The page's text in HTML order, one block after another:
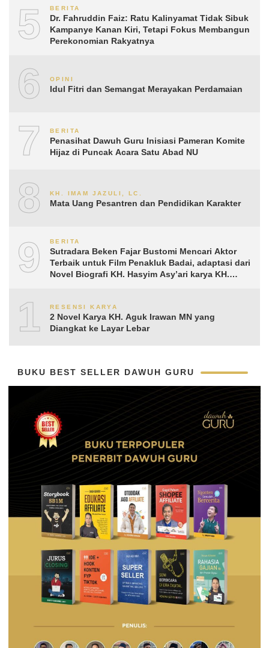
5 BERITA
Dr. Fahruddin Faiz: Ratu Kalinyamat Tidak Sibuk
Kampanye Kanan Kiri, Tetapi Fokus Membangun
Perekonomian Rakyatnya
6 OPINI
Idul Fitri dan Semangat Merayakan Perdamaian
7 BERITA
Penasihat Dawuh Guru Inisiasi Pameran Komite
Hijaz di Puncak Acara Satu Abad NU
8 KH. IMAM JAZULI, LC.
Mata Uang Pesantren dan Pendidikan Karakter
9 BERITA
Sutradara Beken Fajar Bustomi Mencari Aktor
Terbaik untuk Film Penakluk Badai, adaptasi dari
Novel Biografi KH. Hasyim Asy’ari karya KH.
10RESENSI KARYA
2 Novel Karya KH. Aguk Irawan MN yang
Diangkat ke Layar Lebar
BUKU BEST SELLER DAWUH GURU